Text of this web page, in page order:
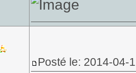
Posté le: 2014-04-